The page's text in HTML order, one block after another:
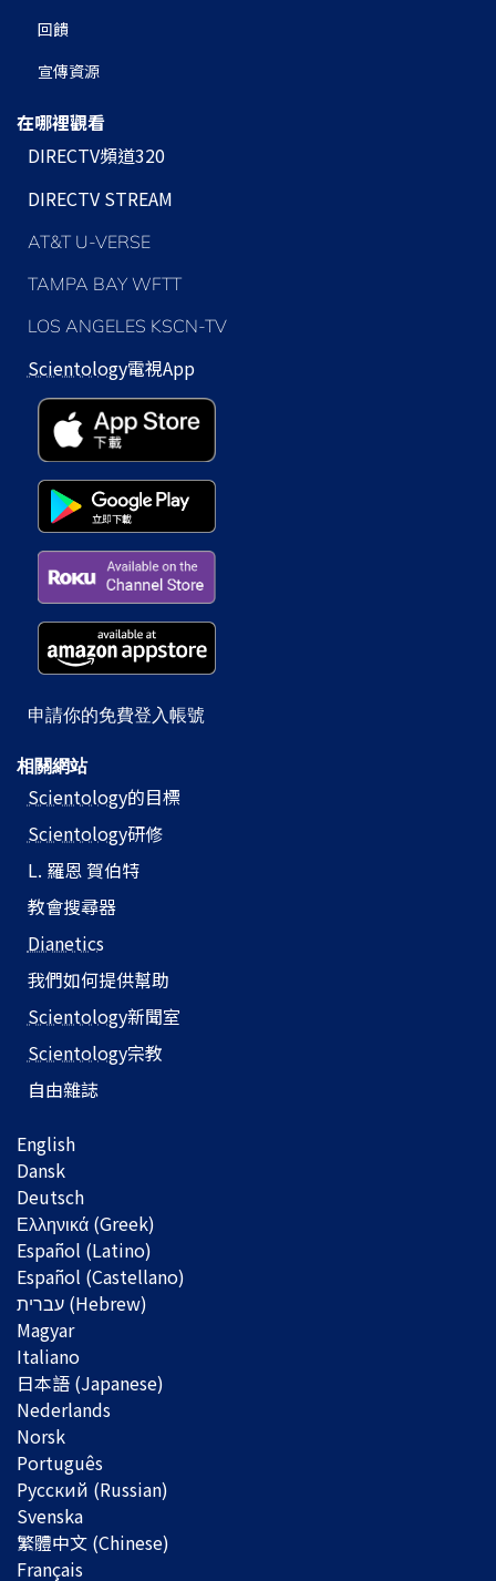
回饋
宣傳資源
在哪裡觀看
DIRECTV頻道320
DIRECTV STREAM
AT&T U-VERSE
TAMPA BAY WFTT
LOS ANGELES KSCN-TV
Scientology電視App
申請你的免費登入帳號
相關網站
Scientology的目標
Scientology研修
L. 羅恩 賀伯特
教會搜尋器
Dianetics
我們如何提供幫助
Scientology新聞室
Scientology宗教
自由雜誌
English
Dansk
Deutsch
Ελληνικά (Greek)
Español (Latino)
Español (Castellano)
Magyar
Italiano
日本語 (Japanese)
Nederlands
Norsk
Português
Русский (Russian)
Svenska
繁體中文 (Chinese)
Français